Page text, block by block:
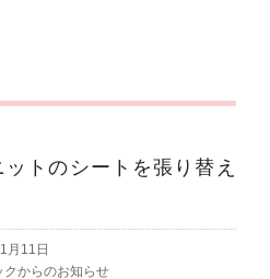
トのシートを張り替え
月11日
クからのお知らせ